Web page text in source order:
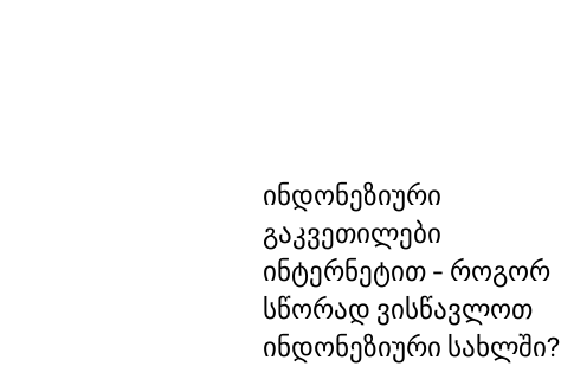
ინდონეზიური
გაკვეთილები
ინტერნეტით - როგორ
სწორად ვისწავლოთ
ინდონეზიური სახლში?